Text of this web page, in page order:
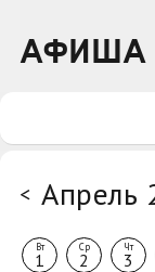
АФИША
< Апрель
Вт
1
Ср
2
Чт
3